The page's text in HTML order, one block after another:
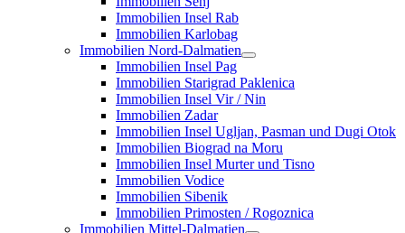
Immobilien Insel Rab
Immobilien Karlobag
Immobilien Nord-Dalmatien
Immobilien Insel Pag
Immobilien Starigrad Paklenica
Immobilien Insel Vir / Nin
Immobilien Zadar
Immobilien Insel Ugljan, Pasman und Dugi Otok
Immobilien Biograd na Moru
Immobilien Insel Murter und Tisno
Immobilien Vodice
Immobilien Sibenik
Immobilien Primosten / Rogoznica
Immobilien Mittel-Dalmatien